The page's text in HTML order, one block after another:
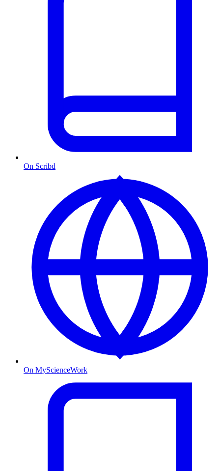
On Scribd
On MyScienceWork